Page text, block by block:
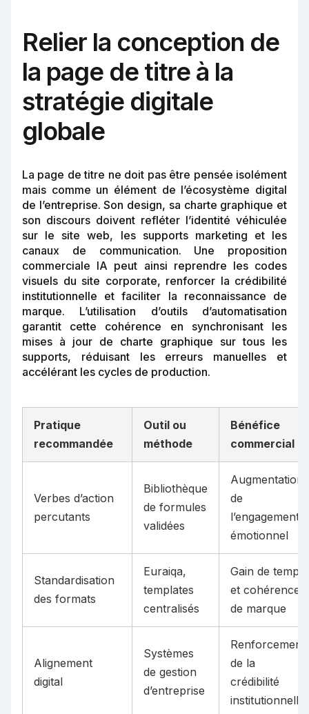
Relier la conception de
la page de titre à la
stratégie digitale
globale
La page de titre ne doit pas être pensée isolément
mais comme un élément de l’écosystème digital
de l’entreprise. Son design, sa charte graphique et
son discours doivent refléter l’identité véhiculée
sur le site web, les supports marketing et les
canaux de communication. Une proposition
commerciale IA peut ainsi reprendre les codes
visuels du site corporate, renforcer la crédibilité
institutionnelle et faciliter la reconnaissance de
marque. L’utilisation d’outils d’automatisation
garantit cette cohérence en synchronisant les
mises à jour de charte graphique sur tous les
supports, réduisant les erreurs manuelles et
accélérant les cycles de production.
Pratique
recommandée
Outil ou
méthode
Bénéfice
commercial
Verbes d’action
percutants
Bibliothèque
de formules
validées
Augmentation
de
l’engagement
émotionnel
Standardisation
des formats
Euraiqa,
templates
centralisés
Gain de temps
et cohérence
de marque
Alignement
digital
Systèmes
de gestion
d’entreprise
Renforcement
de la
crédibilité
institutionnelle